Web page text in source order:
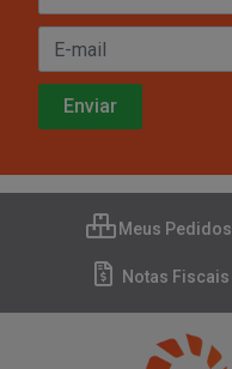
Meus Pedidos
Notas Fiscais